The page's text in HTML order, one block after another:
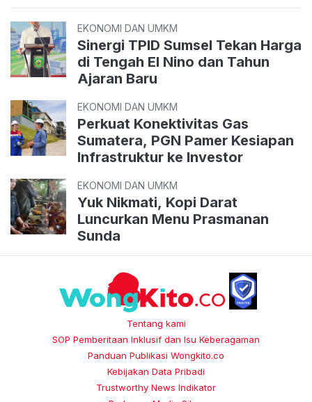
EKONOMI DAN UMKM
Sinergi TPID Sumsel Tekan Harga
di Tengah El Nino dan Tahun
Ajaran Baru
EKONOMI DAN UMKM
Perkuat Konektivitas Gas
Sumatera, PGN Pamer Kesiapan
Infrastruktur ke Investor
EKONOMI DAN UMKM
Yuk Nikmati, Kopi Darat
Luncurkan Menu Prasmanan
Sunda
Tentang kami
SOP Pemberitaan Inklusif dan Isu Keberagaman
Panduan Publikasi Wongkito.co
Kebijakan Data Pribadi
Trustworthy News Indikator